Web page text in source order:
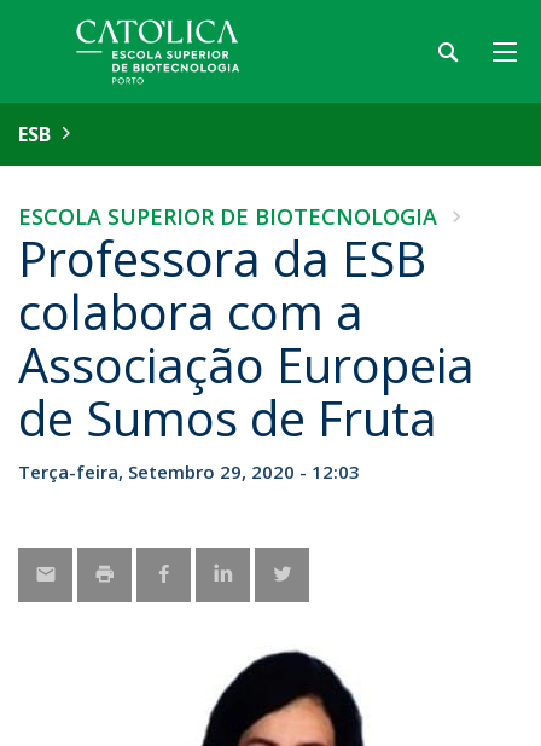
ESB
ESCOLA SUPERIOR DE BIOTECNOLOGIA
Professora da ESB
colabora com a
Associação Europeia
de Sumos de Fruta
Terça-feira, Setembro 29, 2020 - 12:03